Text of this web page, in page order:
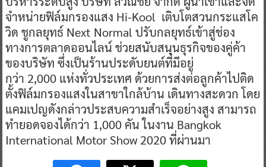
จำหน่ายฟิล์มกรองแสง Hi-Kool เติบโตสวนกระแสโค
วิด ชูกลยุทธ์ Next Normal ปรับกลยุทธ์เข้าสู่ช่อง
ทางการตลาดออนไลน์ ช่วยสนับสนุนธุรกิจของคู่ค้า
ของบริษัท ซึ่งเป็นร้านประดับยนต์ที่มีอยู่
กว่า 2,000 แห่งทั่วประเทศ ด้วยการส่งต่อลูกค้าไปติด
ตั้งฟิล์มกรองแสงในสาขาใกล้บ้าน เดินทางสะดวก โดย
แคมเปญดังกล่าวประสบความสำเร็จอย่างสูง สามารถ
ทำยอดจองได้กว่า 1,000 คัน ในงาน Bangkok
International Motor Show 2020 ที่ผ่านมา